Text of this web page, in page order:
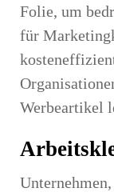
Folie, um
für
Werbeartikel